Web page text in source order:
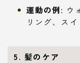
運動の例: ウ
リング、スイ
5. 髪のケア